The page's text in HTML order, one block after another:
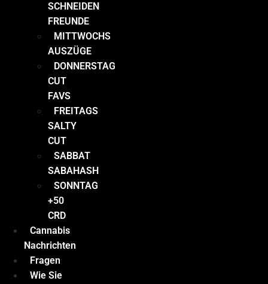
SCHNEIDEN
FREUNDE
MITTWOCHS
AUSZÜGE
DONNERSTAG
CUT
FAVS
FREITAGS
SALTY
CUT
SABBAT
SABAHASH
SONNTAG
+50
CRD
Cannabis
Nachrichten
Fragen
Wie Sie